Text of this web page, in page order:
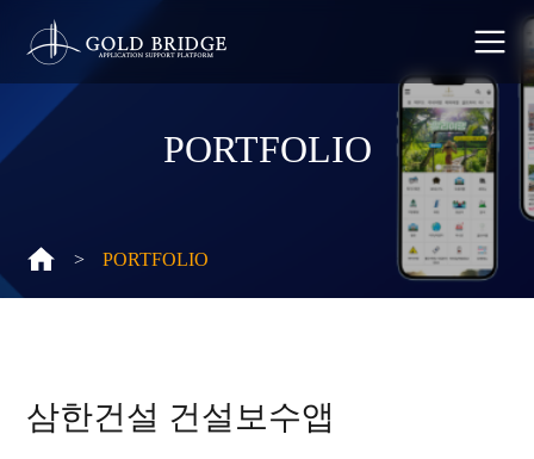
PORTFOLIO
> PORTFOLIO
삼한건설 건설보수앱